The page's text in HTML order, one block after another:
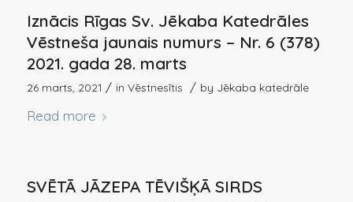
Iznācis Rīgas Sv. Jēkaba Katedrāles
Vēstneša jaunais numurs – Nr. 6 (378)
2021. gada 28. marts
26 marts, 2021 / in Vēstnesītis / by Jēkaba katedrāle
Read more
SVĒTĀ JĀZEPA TĒVIŠĶĀ SIRDS